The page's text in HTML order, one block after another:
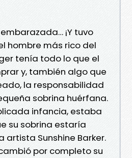
¡Y tuvo
hombre más rico del
tenía todo lo que el
y, también algo que
la responsabilidad
sobrina huérfana.
infancia, estaba
su sobrina estaría
artista Sunshine Barker.
por completo su